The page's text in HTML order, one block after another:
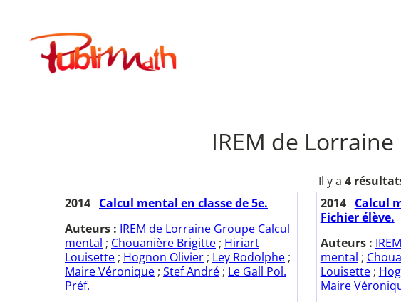
contenuPublimath
IREM de
Il y a 4
2014 Calcul mental en classe de 5e.
Auteurs : IREM de Lorraine Groupe Calcul
mental ; Chouanière Brigitte ; Hiriart
Louisette ; Hognon Olivier ; Ley Rodolphe ;
Maire Véronique ; Stef André ; Le Gall Pol.
Préf.
2014
Calcul
Fichier élève.
Auteurs :
mental ;
Louisette;
Maire